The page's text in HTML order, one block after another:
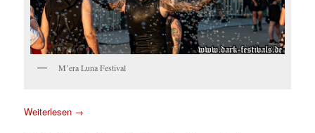
M’era Luna Festival
Weiterlesen →